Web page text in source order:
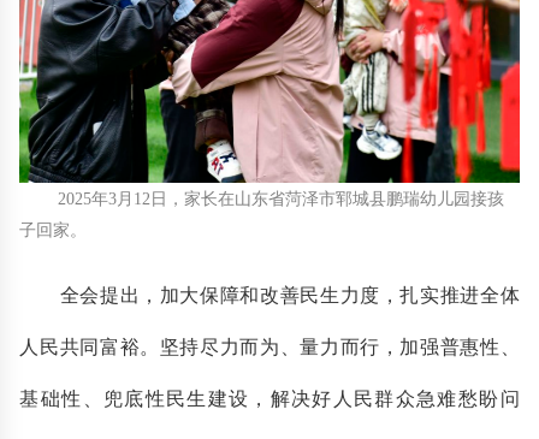
2025年3月12日，家长在山东省菏泽市郓城县鹏瑞幼儿园接孩
子回家。
全会提出，加大保障和改善民生力度，扎实推进全体
人民共同富裕。坚持尽力而为、量力而行，加强普惠性、
基础性、兜底性民生建设，解决好人民群众急难愁盼问